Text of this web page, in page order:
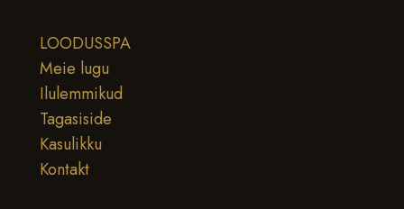
LOODUSSPA
Meie lugu
Ilulemmikud
Tagasiside
Kasulikku
Kontakt